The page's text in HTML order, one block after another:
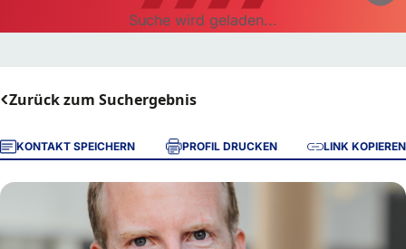
Suche wird geladen...
Zurück zum Suchergebnis
KONTAKT SPEICHERN PROFIL DRUCKEN LINK KOPIEREN